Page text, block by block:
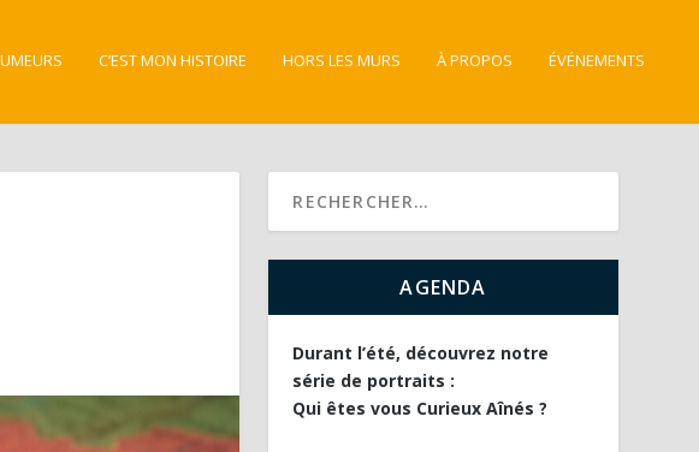
C’EST MON HISTOIRE HORS LES MURS À PROPOS ÉVÉNEMENTS
AGENDA
Durant l’été, découvrez notre
série de portraits :
Qui êtes vous Curieux Aînés ?